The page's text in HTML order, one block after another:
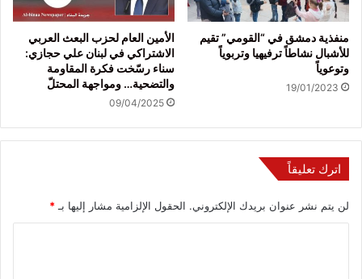
منفذية دمشق في “القومي” تقيم
للأشبال نشاطاً ترفيهيا وتربوياً
وتوعوياً
19/01/2023
الأمين العام لحزب البعث العربي
الاشتراكي في لبنان علي حجازي:
سناء رسّخت فكرة المقاومة
والتضحية… ومواجهة المحتلّ
09/04/2025
اترك تعليقاً
لن يتم نشر عنوان بريدك الإلكتروني. الحقول الإلزامية مشار إليها بـ *